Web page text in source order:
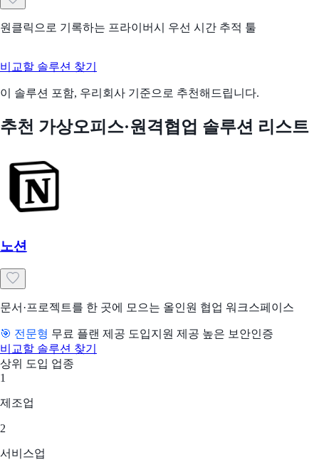
원클릭으로 기록하는 프라이버시 우선 시간 추적 툴
비교할 솔루션 찾기
이 솔루션 포함, 우리회사 기준으로 추천해드립니다.
추천 가상오피스·원격협업 솔루션 리스트
노션
문서·프로젝트를 한 곳에 모으는 올인원 협업 워크스페이스
🎯 전문형 무료 플랜 제공 도입지원 제공 높은 보안인증
비교할 솔루션 찾기
상위 도입 업종
1
제조업
2
서비스업